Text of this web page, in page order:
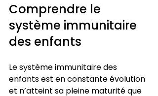
Comprendre le
système immunitaire
des enfants
Le système immunitaire des
enfants est en constante évolution
et n’atteint sa pleine maturité que